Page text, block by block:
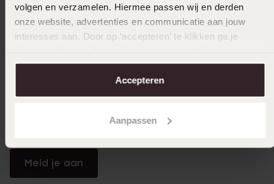
volgen en verzamelen. Hiermee passen wij en derden
onze website, advertenties en communicatie aan jouw
interesses aan. Door op ‘accepteren’ te klikken ga je
aanpassen. Lees er meer over in onscookiebeleid.
Accepteren
Aanpassen
Over Lucardi
Word member en ontvang altijd minimaal 10% korting
Meld je aan